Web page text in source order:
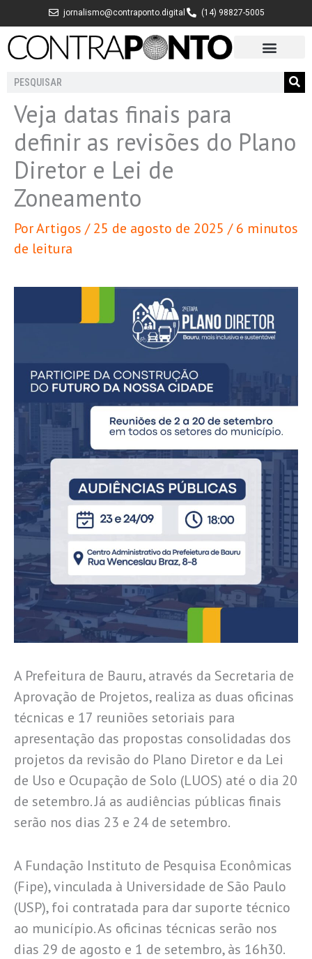
para
jornalismo@contraponto.digital (14) 98827-5005
Pesquisar
Veja datas finais para
definir as revisões do Plano
Diretor e Lei de
Zoneamento
PorArtigos /25 de agosto de 2025 /6 minutos
de leitura
A Prefeitura de Bauru, através da Secretaria de
Aprovação de Projetos, realiza as duas oficinas
técnicas e 17 reuniões setoriais para
apresentação das propostas consolidadas dos
projetos da revisão do Plano Diretor e da Lei
de Uso e Ocupação de Solo (LUOS) até o dia 20
de setembro. Já as audiências públicas finais
serão nos dias 23 e 24 de setembro.
A Fundação Instituto de Pesquisa Econômicas
(Fipe), vinculada à Universidade de São Paulo
(USP), foi contratada para dar suporte técnico
ao município. As oficinas técnicas serão nos
dias 29 de agosto e 1 de setembro, às 16h30.